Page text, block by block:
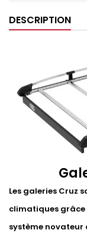
DESCRIPTION
Les galeries Cruz
climatiques grâce
système novateur